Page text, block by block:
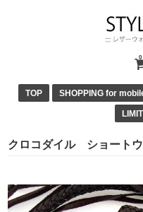
0
TOP SHOPPING for
クロコダイル ショート